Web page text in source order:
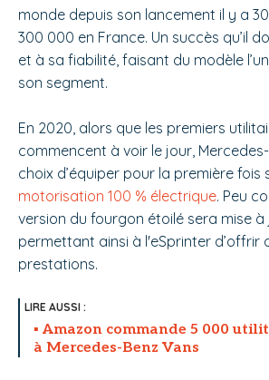
monde depuis son lancement il y a
300 000 en France. Un succès qu’il
et à sa fiabilité, faisant du modèle
son segment.
En 2020, alors que les premiers
commencent à voir le jour,
choix d’équiper pour la première fois
motorisation 100 % électrique. Peu
version du fourgon étoilé sera mise à
permettant ainsi à l'eSprinter d’offrir
prestations.
Amazon commande 5 000
à Mercedes-Benz Vans